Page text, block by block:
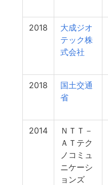
2018
大成ジオ
テック株
式会社
2018
国土交通
省
2014
ＮＴＴ－
ＡＴテク
ノコミュ
ニケーシ
ョンズ